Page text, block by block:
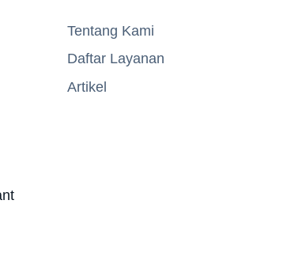
Tentang Kami
Daftar Layanan
Artikel